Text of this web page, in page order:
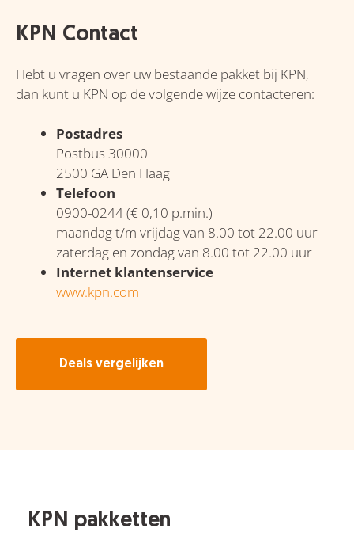
KPN Contact
Hebt u vragen over uw bestaande pakket bij KPN,
dan kunt u KPN op de volgende wijze contacteren:
Postadres
Postbus 30000
2500 GA Den Haag
Telefoon
0900-0244 (€ 0,10 p.min.)
maandag t/m vrijdag van 8.00 tot 22.00 uur
zaterdag en zondag van 8.00 tot 22.00 uur
Internet klantenservice
www.kpn.com
Deals vergelijken
KPN pakketten